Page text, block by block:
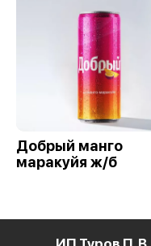
Добрый манго
маракуйя ж/б